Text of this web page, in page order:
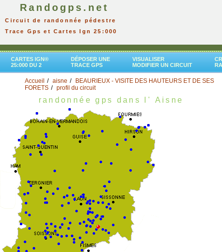
Randogps.net
Circuit de randonnée pédestre
Trace Gps et Cartes Ign 25:000
CARTES IGN®
25:000 DU 2
DÉPOSER UNE
TRACE GPS
VISUALISER
MODIFIER UN CIRCUIT
Accueil aisne
BEAURIEUX - VISITE DES HAUTEURS ET DE SES
FORETS
profil du circuit
randonnée gps dans l' Aisne